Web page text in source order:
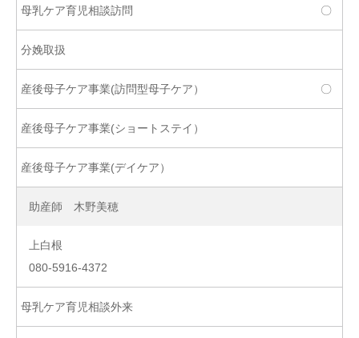
〇
〇
助産師 木野美穂
上白根
080-5916-4372